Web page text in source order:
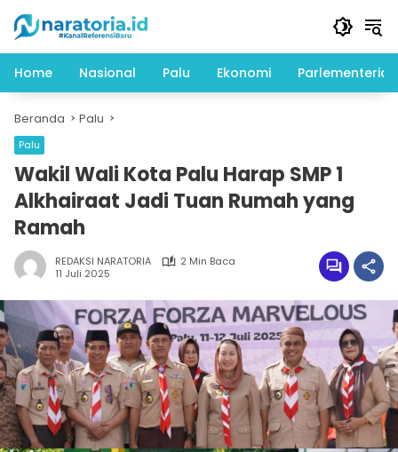
konten
Home
Nasional Palu Ekonomi Parlementeria
Beranda Palu
Palu
Wakil Wali Kota Palu Harap SMP 1
Alkhairaat Jadi Tuan Rumah yang
Ramah
REDAKSI NARATORIA
2 Min Baca
11 Juli 2025